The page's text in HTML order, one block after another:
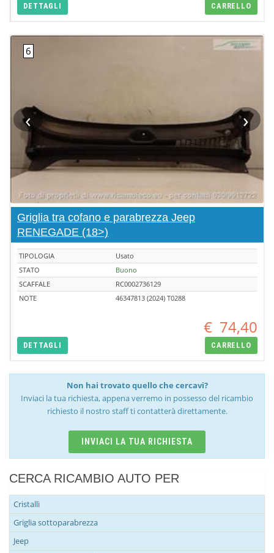
DETTAGLI CARRELLO
‹ ›
Griglia tra cofano e parabrezza Jeep
RENEGADE (18>)
TIPOLOGIA
Usato
STATO
Buono
SCAFFALE
RC0002736129
NOTE
46347813 (2024) T0288
€ 74,40
DETTAGLI CARRELLO
Non hai trovato quello che cercavi?
Inviaci la tua richiesta, appena verremo in possesso del ricambio
richiesto il nostro staff ti contatterà direttamente.
INVIACI LA TUA RICHIESTA
CERCA RICAMBIO AUTO PER
Cristalli
Griglia sottoparabrezza
Jeep